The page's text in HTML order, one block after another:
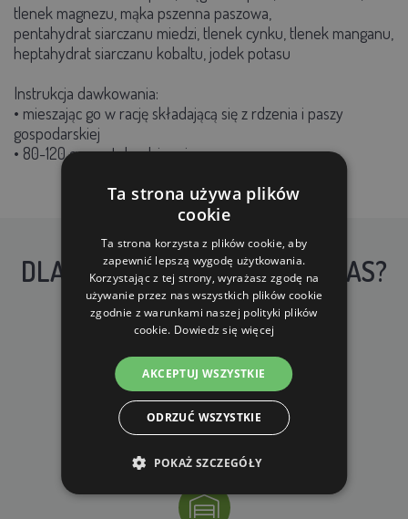
tlenek magnezu, mąka pszenna paszowa,
pentahydrat siarczanu miedzi, tlenek cynku, tlenek manganu,
heptahydrat siarczanu kobaltu, jodek potasu
Instrukcja dawkowania:
• mieszając go w rację składającą się z rdzenia i paszy
gospodarskiej
• 80-120 g na sztukę dziennie
DLACZEGO WARTO KUPIĆ U NAS?
DARMOWA WYSYŁKA
dla zamówień od 690 zł z VAT
Ta strona używa plików
cookie
Ta strona korzysta z plików cookie, aby
zapewnić lepszą wygodę użytkowania.
Korzystając z tej strony, wyrażasz zgodę na
używanie przez nas wszystkich plików cookie
zgodnie z warunkami naszej polityki plików
cookie. Dowiedz się więcej
AKCEPTUJ WSZYSTKIE
ODRZUĆ WSZYSTKIE
POKAŻ SZCZEGÓŁY